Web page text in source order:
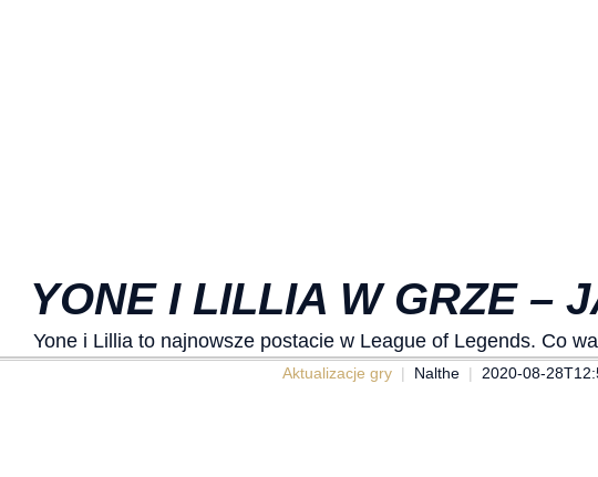
YONE I LILLIA W GRZE –
Yone i Lillia to najnowsze postacie w League of Legends. Co
Aktualizacje gry Nalthe 2020-08-